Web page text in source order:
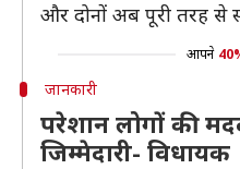
और दोनों अब पूरी तरह से
आपने
जानकारी
परेशान लोगों की
जिम्मेदारी- विधायक